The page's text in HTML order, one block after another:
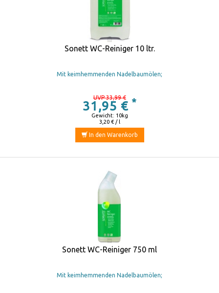
Sonett WC-Reiniger 10 ltr.
Mit keimhemmenden Nadelbaumölen;
UVP 33,99 €
31,95 € *
3,20 € / l
Gewicht: 10kg
In den Warenkorb
Sonett WC-Reiniger 750 ml
Mit keimhemmenden Nadelbaumölen;